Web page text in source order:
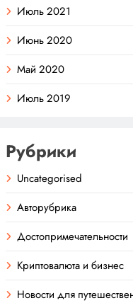
Июль 2021
Июнь 2020
Май 2020
Июль 2019
Рубрики
Uncategorised
Авторубрика
Достопримечательности
Криптовалюта и бизнес
Новости для